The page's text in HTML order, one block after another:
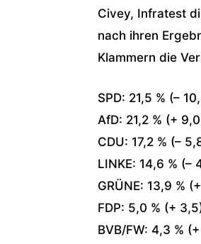
Civey, Infratest
nach ihren
Klammern die
SPD: 21,5 % (–
AfD: 21,2 % (+
CDU: 17,2 % (–
LINKE: 14,6 % (–
GRÜNE: 13,9 %
FDP: 5,0 % (+
BVB/FW: 4,3 %